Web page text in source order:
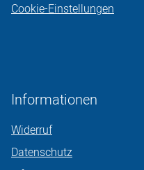
Cookie-Einstellungen
Informationen
Widerruf
Datenschutz